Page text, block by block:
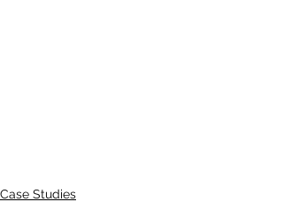
Case Studies